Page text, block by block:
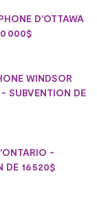
D'OTTAWA
000$
WINDSOR
SUBVENTION DE
-
DE 16 520$